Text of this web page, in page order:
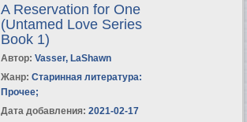
A Reservation for One
(Untamed Love Series
Book 1)
Автор: Vasser, LaShawn
Жанр: Старинная литература:
Прочее;
Дата добавления: 2021-02-17